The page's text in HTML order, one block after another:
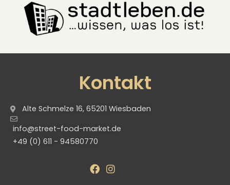
Kontakt
Alte Schmelze 16, 65201 Wiesbaden
info@street-food-market.de
+49 (0) 611 - 94580770